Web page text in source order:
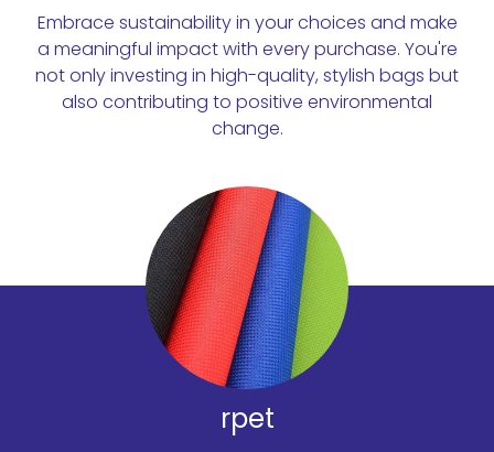
Embrace sustainability in your choices and make
a meaningful impact with every purchase. You're
not only investing in high-quality, stylish bags but
also contributing to positive environmental
change.
rpet